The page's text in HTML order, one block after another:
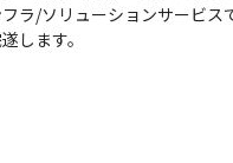
ラ/ソリューションサービス
します。